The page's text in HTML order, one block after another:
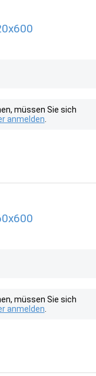
müssen Sie sich
anmelden
müssen Sie sich
anmelden